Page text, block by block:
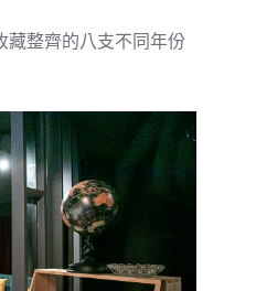
藏整齊的八支不同年份